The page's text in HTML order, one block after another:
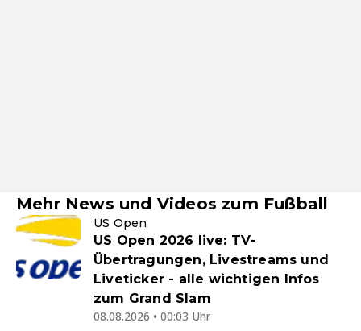
Mehr News und Videos zum Fußball
US Open
US Open 2026 live: TV-
Übertragungen, Livestreams und
Liveticker - alle wichtigen Infos
zum Grand Slam
08.08.2026 • 00:03 Uhr